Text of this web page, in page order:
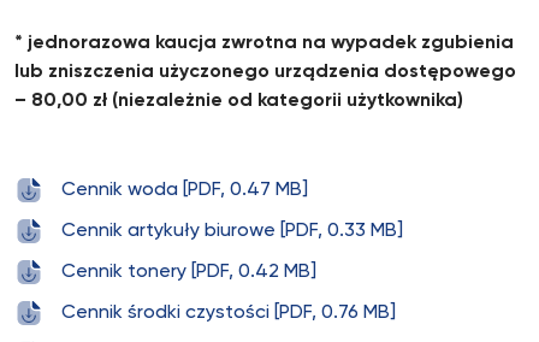
* jednorazowa kaucja zwrotna na wypadek zgubienia
lub zniszczenia użyczonego urządzenia dostępowego
– 80,00 zł (niezależnie od kategorii użytkownika)
Cennik woda [PDF, 0.47 MB]
Cennik artykuły biurowe [PDF, 0.33 MB]
Cennik tonery [PDF, 0.42 MB]
Cennik środki czystości [PDF, 0.76 MB]